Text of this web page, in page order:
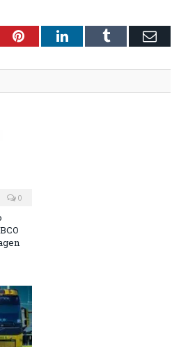
PinterestLinkedInTumblr
0